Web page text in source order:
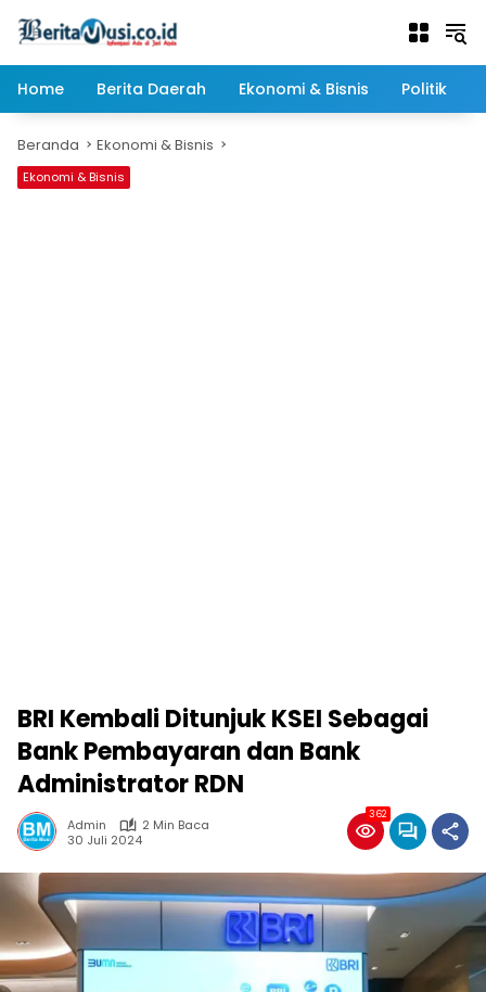
Home
Berita Daerah Ekonomi & Bisnis Politik
Beranda Ekonomi & Bisnis
Ekonomi & Bisnis
BRI Kembali Ditunjuk KSEI Sebagai
Bank Pembayaran dan Bank
Administrator RDN
Admin
2 Min Baca
30 Juli 2024
362